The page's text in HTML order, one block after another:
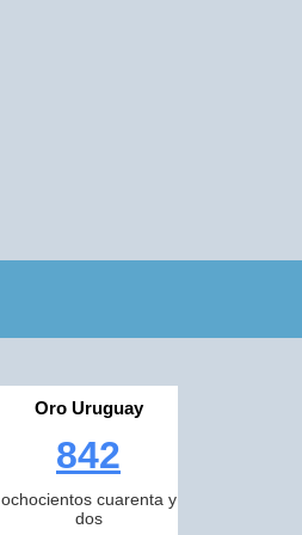
Oro Uruguay
842
ochocientos cuarenta y
dos